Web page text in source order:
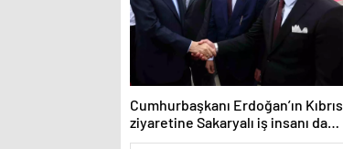
Cumhurbaşkanı Erdoğan’ın Kıbrıs
ziyaretine Sakaryalı iş insanı da
eşlik etti